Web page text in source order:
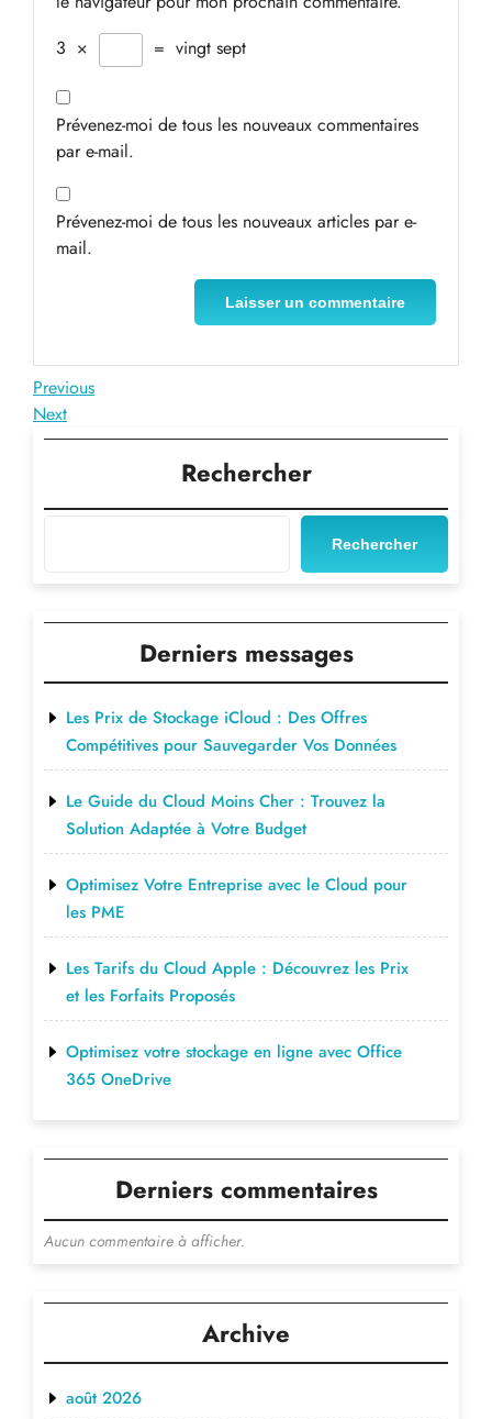
3 × = vingt sept
Prévenez-moi de tous les nouveaux commentaires
par e-mail.
Prévenez-moi de tous les nouveaux articles par e-
mail.
Navigation
de
Previous
Post
Previous
Next
Post
Next
Rechercher
Rechercher
Derniers messages
Les Prix de Stockage iCloud : Des Offres
Compétitives pour Sauvegarder Vos Données
Le Guide du Cloud Moins Cher : Trouvez la
Solution Adaptée à Votre Budget
Optimisez Votre Entreprise avec le Cloud pour
les PME
Les Tarifs du Cloud Apple : Découvrez les Prix
et les Forfaits Proposés
Optimisez votre stockage en ligne avec Office
365 OneDrive
Derniers commentaires
Aucun commentaire à afficher.
Archive
août 2026